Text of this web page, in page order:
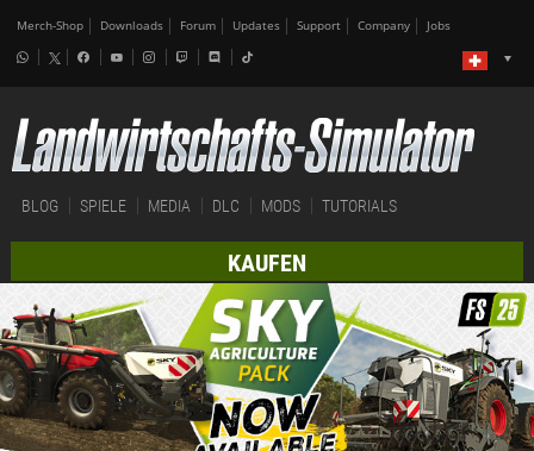
Merch-Shop Downloads Forum Updates Support Company Jobs
BLOG SPIELE MEDIA DLC MODS TUTORIALS
KAUFEN